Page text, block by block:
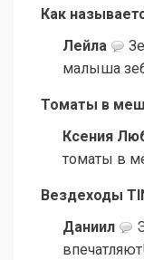
Как
Лейла
малыша
Томаты в
Ксения
томаты в
Вездеходы
Даниил